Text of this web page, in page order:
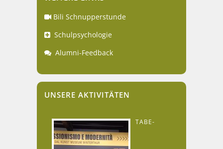
Bili Schnupperstunde
Schulpsychologie
Alumni-Feedback
UNSERE AKTIVITÄTEN
TABE-